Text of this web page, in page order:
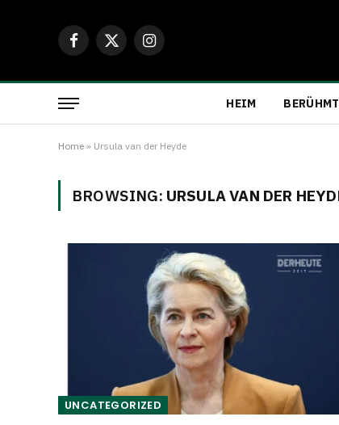
Facebook
X
Instagram
HEIM
Home » Ursula van der Heyde
BROWSING: URSULA VAN DER
UNCATEGORIZED